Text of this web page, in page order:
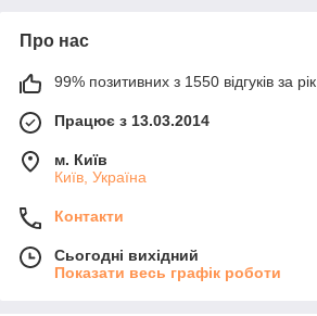
Про нас
99% позитивних з 1550 відгуків за рік
Працює з 13.03.2014
м. Київ
Київ, Україна
Контакти
Сьогодні вихідний
Показати весь графік роботи